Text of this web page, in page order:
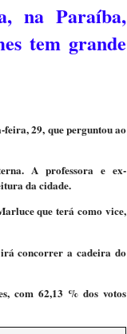
na Paraíba,
tem grande
feira, 29, que perguntou ao
A professora e ex-
da cidade.
que terá como vice,
concorrer a cadeira do
com 62,13 % dos votos